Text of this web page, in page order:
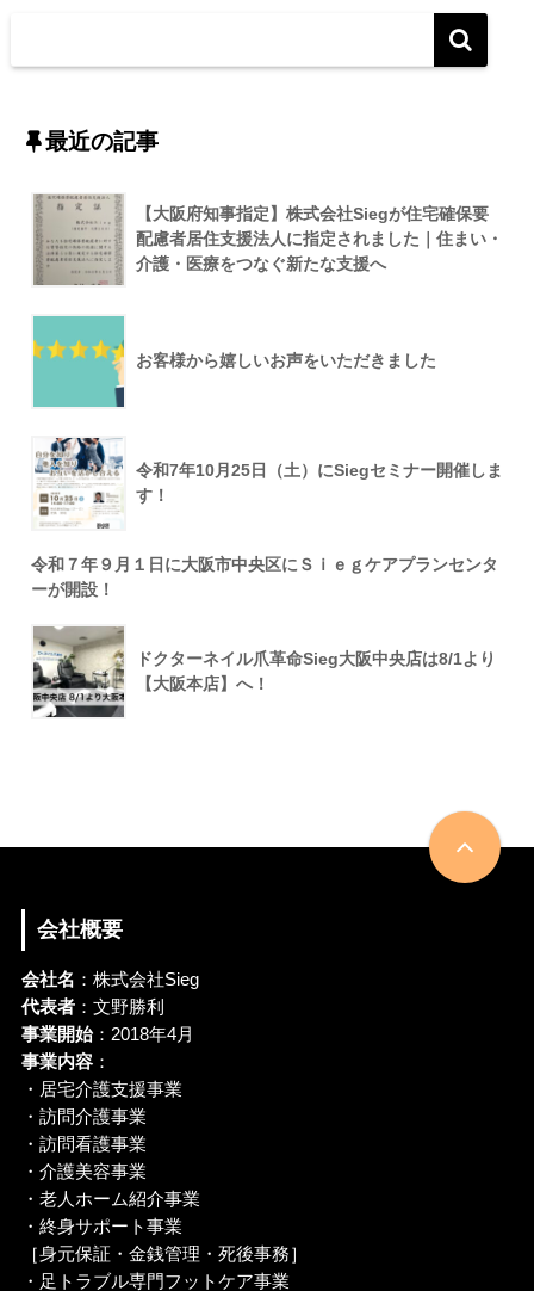
最近の記事
【大阪府知事指定】株式会社Siegが住宅確保要
配慮者居住支援法人に指定されました｜住まい・
介護・医療をつなぐ新たな支援へ
お客様から嬉しいお声をいただきました
令和7年10月25日（土）にSiegセミナー開催しま
す！
令和７年９月１日に大阪市中央区にＳｉｅｇケアプランセンタ
ーが開設！
ドクターネイル爪革命Sieg大阪中央店は8/1より
【大阪本店】へ！
会社概要
会社名 ：株式会社Sieg
代表者：文野勝利
事業開始：2018年4月
事業内容：
・居宅介護支援事業
・訪問介護事業
・訪問看護事業
・介護美容事業
・老人ホーム紹介事業
・終身サポート事業
［身元保証・金銭管理・死後事務］
・足トラブル専門フットケア事業